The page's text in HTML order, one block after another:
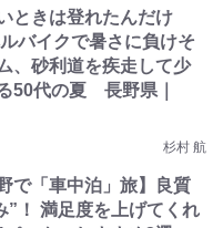
ときは登れたんだけ
バイクで暑さに負けそ
、砂利道を疾走して少
50代の夏 長野県｜
杉村 航
で「車中泊」旅】良質
”！ 満足度を上げてくれ